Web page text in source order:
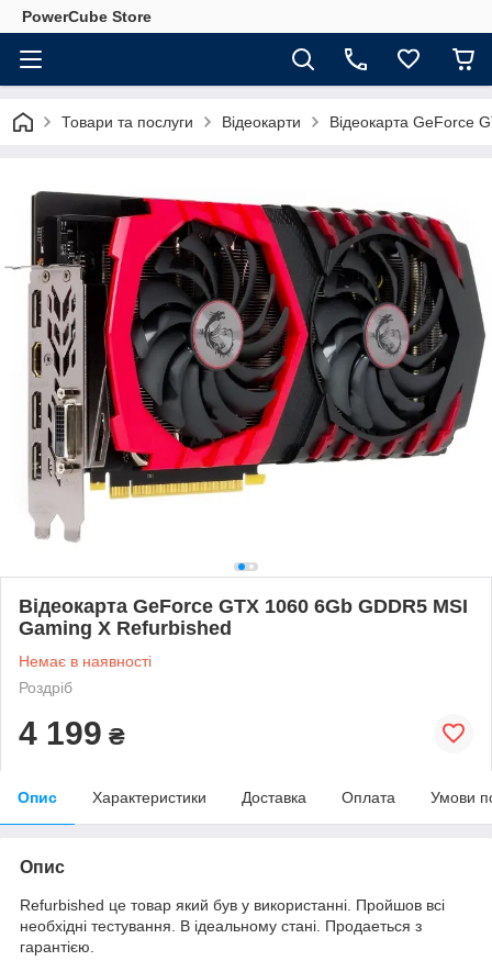
PowerCube Store
Товари та послуги Відеокарти Відеокарта GeForce
Відеокарта GeForce GTX 1060 6Gb GDDR5 MSI
Gaming X Refurbished
Немає в наявності
Роздріб
4 199 ₴
Опис Характеристики Доставка Оплата Умови
Опис
Refurbished це товар який був у використанні. Пройшов всі
необхідні тестування. В ідеальному стані. Продаеться з
гарантією.